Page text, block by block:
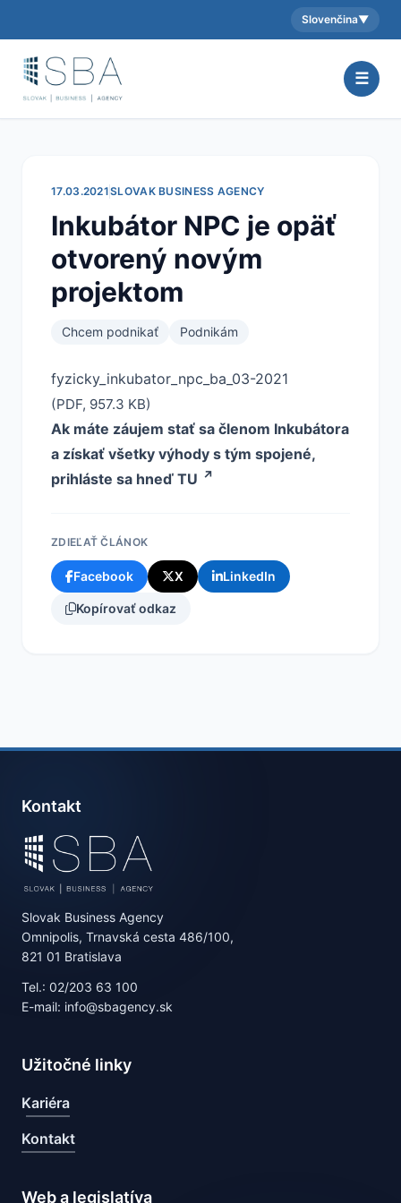
Aktuálny jazyk:
Slovenčina▼
☰
17.03.2021SLOVAK BUSINESS AGENCY
Inkubátor NPC je opäť
otvorený novým
projektom
Chcem podnikať Podnikám
fyzicky_inkubator_npc_ba_03-2021
(PDF, 957.3 KB)
Ak máte záujem stať sa členom Inkubátora
a získať všetky výhody s tým spojené,
prihláste sa hneď TU
ZDIEĽAŤ ČLÁNOK
Facebook X LinkedIn
Kopírovať odkaz
Kontakt
Slovak Business Agency
Omnipolis, Trnavská cesta 486/100,
821 01 Bratislava
Tel.: 02/203 63 100
E-mail: info@sbagency.sk
Užitočné linky
Kariéra
Kontakt
Web a legislatíva